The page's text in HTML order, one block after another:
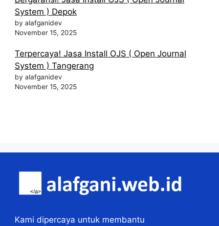
System ) Depok
by alafganidev
November 15, 2025
Terpercaya! Jasa Install OJS ( Open Journal
System ) Tangerang
by alafganidev
November 15, 2025
Kami dipercaya untuk membantu